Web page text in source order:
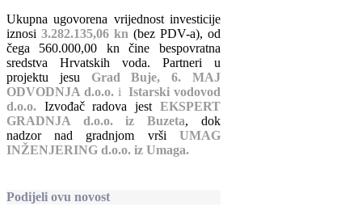
Ukupna ugovorena vrijednost investicije
iznosi 3.282.135,06 kn (bez PDV-a), od
čega 560.000,00 kn čine bespovratna
sredstva Hrvatskih voda. Partneri u
projektu jesu Grad Buje, 6. MAJ
ODVODNJA d.o.o. i Istarski vodovod
d.o.o. Izvođač radova jest EKSPERT
GRADNJA d.o.o. iz Buzeta, dok
nadzor nad gradnjom vrši UMAG
INŽENJERING d.o.o. iz Umaga.
Podijeli ovu novost